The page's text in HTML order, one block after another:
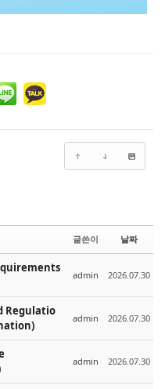
글쓴이 날짜
admin 2026.07.30
Regulatio
admin 2026.07.30
admin 2026.07.30